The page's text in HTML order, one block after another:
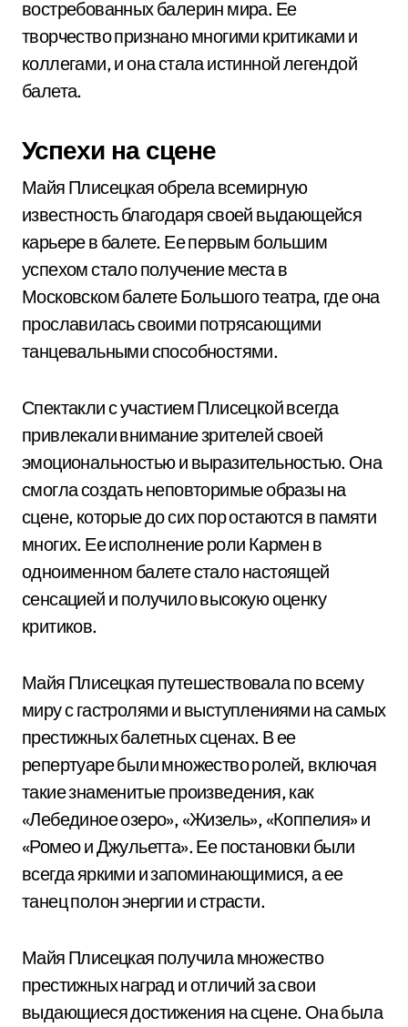
востребованных балерин мира. Ее
творчество признано многими критиками и
коллегами, и она стала истинной легендой
балета.
Успехи на сцене
Майя Плисецкая обрела всемирную
известность благодаря своей выдающейся
карьере в балете. Ее первым большим
успехом стало получение места в
Московском балете Большого театра, где она
прославилась своими потрясающими
танцевальными способностями.
Спектакли с участием Плисецкой всегда
привлекали внимание зрителей своей
эмоциональностью и выразительностью. Она
смогла создать неповторимые образы на
сцене, которые до сих пор остаются в памяти
многих. Ее исполнение роли Кармен в
одноименном балете стало настоящей
сенсацией и получило высокую оценку
критиков.
Майя Плисецкая путешествовала по всему
миру с гастролями и выступлениями на самых
престижных балетных сценах. В ее
репертуаре были множество ролей, включая
такие знаменитые произведения, как
«Лебединое озеро», «Жизель», «Коппелия» и
«Ромео и Джульетта». Ее постановки были
всегда яркими и запоминающимися, а ее
танец полон энергии и страсти.
Майя Плисецкая получила множество
престижных наград и отличий за свои
выдающиеся достижения на сцене. Она была